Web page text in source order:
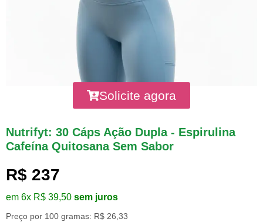
Solicite agora
Nutrifyt: 30 Cáps Ação Dupla - Espirulina
Cafeína Quitosana Sem Sabor
R$ 237
em 6x R$ 39,50 sem juros
Preço por 100 gramas: R$ 26,33